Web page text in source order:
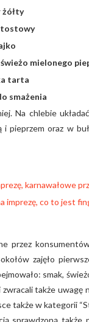
żółty
tostowy
mielonego
tarta
smażenia
Na chlebie
oraz w
przez
zajęło
smak,
także uwagę
także w kategorii
sprawdzoną także